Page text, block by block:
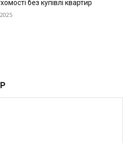
без купівлі квартир